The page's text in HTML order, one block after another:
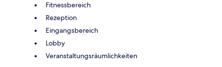
Fitnessbereich
Rezeption
Eingangsbereich
Lobby
Veranstaltungsräumlichkeiten